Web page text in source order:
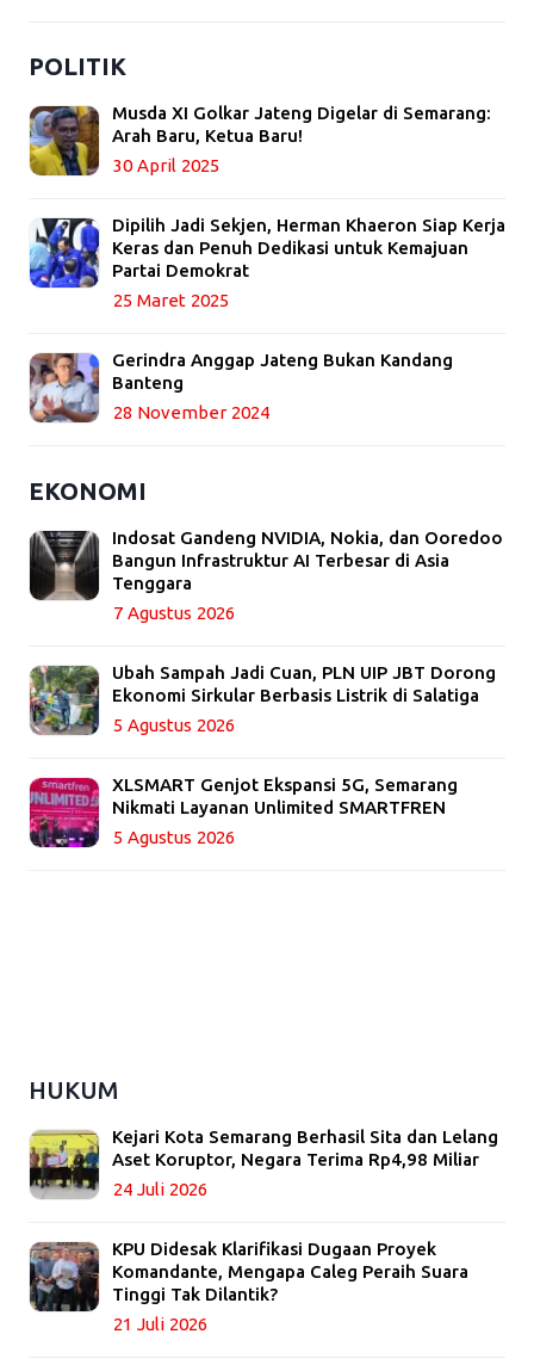
POLITIK
Musda XI Golkar Jateng Digelar di Semarang:
Arah Baru, Ketua Baru!
30 April 2025
Dipilih Jadi Sekjen, Herman Khaeron Siap Kerja
Keras dan Penuh Dedikasi untuk Kemajuan
Partai Demokrat
25 Maret 2025
Gerindra Anggap Jateng Bukan Kandang
Banteng
28 November 2024
EKONOMI
Indosat Gandeng NVIDIA, Nokia, dan Ooredoo
Bangun Infrastruktur AI Terbesar di Asia
Tenggara
7 Agustus 2026
Ubah Sampah Jadi Cuan, PLN UIP JBT Dorong
Ekonomi Sirkular Berbasis Listrik di Salatiga
5 Agustus 2026
XLSMART Genjot Ekspansi 5G, Semarang
Nikmati Layanan Unlimited SMARTFREN
5 Agustus 2026
HUKUM
Kejari Kota Semarang Berhasil Sita dan Lelang
Aset Koruptor, Negara Terima Rp4,98 Miliar
24 Juli 2026
KPU Didesak Klarifikasi Dugaan Proyek
Komandante, Mengapa Caleg Peraih Suara
Tinggi Tak Dilantik?
21 Juli 2026